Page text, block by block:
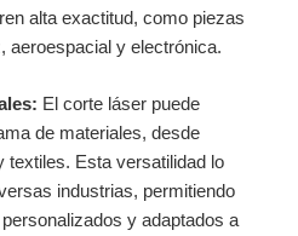
alta exactitud, como piezas
aeroespacial y electrónica.
El corte láser puede
de materiales, desde
textiles. Esta versatilidad lo
industrias, permitiendo
y adaptados a